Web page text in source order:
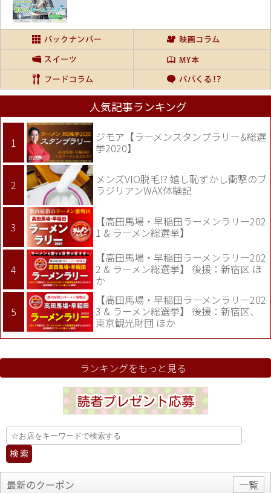
人気記事ランキング
ジモア【ラーメンスタンプラリー&総選
挙2020】
メンズVIO脱毛!? 嬉し恥ずかし衝撃のブ
ラジリアンWAX体験記
【高田馬場・早稲田ラーメンラリー202
1 & ラーメン総選挙】
【高田馬場・早稲田ラーメンラリー202
2 & ラーメン総選挙】 後援：新宿区 ほ
か
【高田馬場・早稲田ラーメンラリー202
3 & ラーメン総選挙】 後援：新宿区、
東京観光財団 ほか
ランキングをもっと見る
最新のクーポン
一覧